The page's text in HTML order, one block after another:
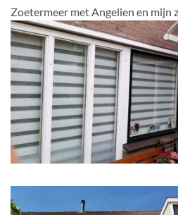
Zoetermeer met Angelien en mijn